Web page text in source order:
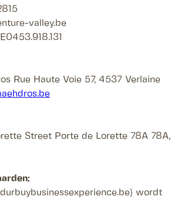
valley.be
Rue Haute Voie 57, 4537 Verlaine
Street Porte de Lorette 78A 78A,
wordt